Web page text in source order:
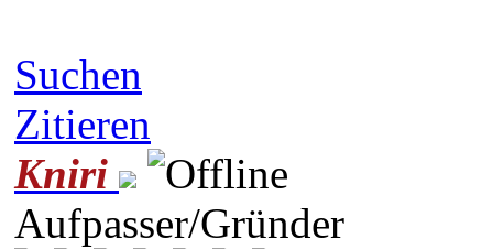
Suchen
Zitieren
Kniri
Aufpasser/Gründer